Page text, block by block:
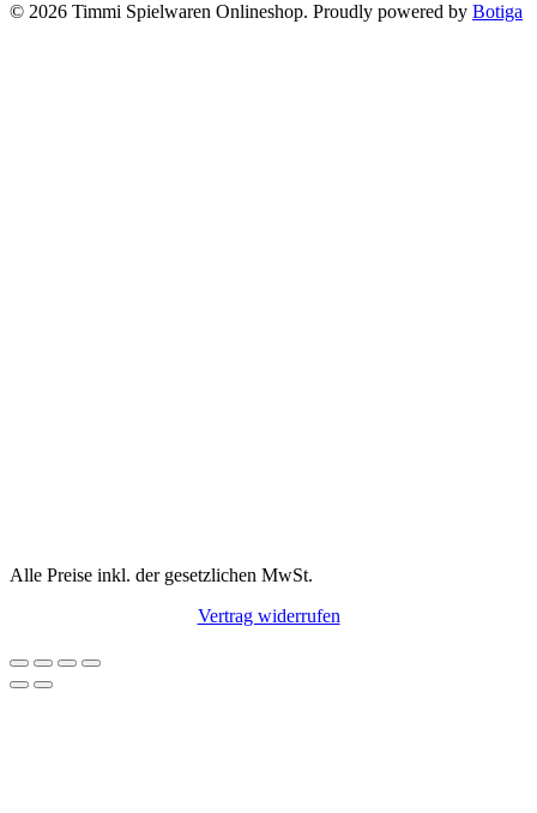
© 2026 Timmi Spielwaren Onlineshop. Proudly powered by Botiga
Alle Preise inkl. der gesetzlichen MwSt.
Vertrag widerrufen